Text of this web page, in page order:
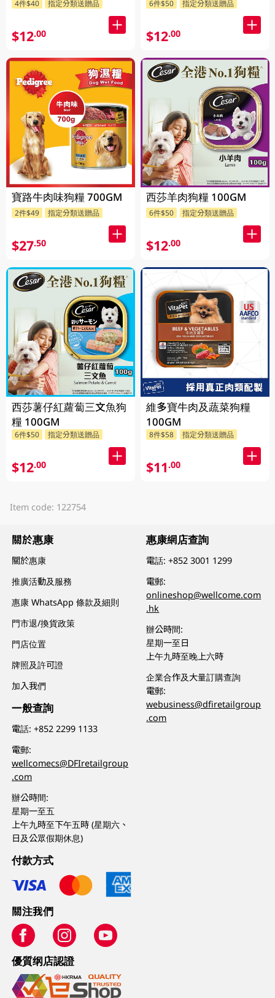
4件$40 指定分類送贈品
$12.00
寶路牛肉味狗糧 700GM
2件$49 指定分類送贈品
$27.50
西莎薯仔紅蘿蔔三文魚狗
糧 100GM
6件$50 指定分類送贈品
$12.00
6件$50 指定分類送贈品
$12.00
西莎羊肉狗糧 100GM
6件$50 指定分類送贈品
$12.00
維多寶牛肉及蔬菜狗糧
100GM
8件$58 指定分類送贈品
$11.00
Item code: 122754
關於惠康
關於惠康
推廣活動及服務
惠康 WhatsApp 條款及細則
門市退/換貨政策
門店位置
牌照及許可證
加入我們
一般查詢
電話:+852 2299 1133
電郵:
wellcomecs@DFIretailgroup
.com
辦公時間:
星期一至五
上午九時至下午五時 (星期六、
日及公眾假期休息)
惠康網店查詢
電話:+852 3001 1299
電郵:
onlineshop@wellcome.com
.hk
辦公時間:
星期一至日
上午九時至晚上六時
企業合作及大量訂購查詢
電郵:
webusiness@dfiretailgroup
.com
付款方式
關注我們
優質纲店認證